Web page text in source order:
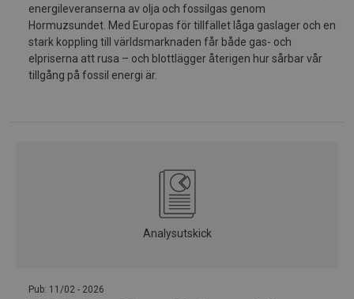
energileveranserna av olja och fossilgas genom
Hormuzsundet. Med Europas för tillfället låga gaslager och en
stark koppling till världsmarknaden får både gas- och
elpriserna att rusa – och blottlägger återigen hur sårbar vår
tillgång på fossil energi är.
Analysutskick
Pub: 11/02 - 2026